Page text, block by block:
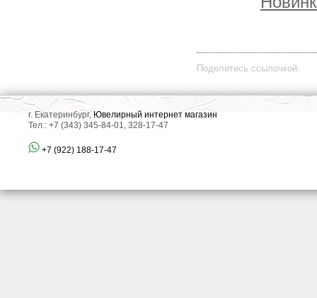
Поделитесь ссылочкой:
г. Екатеринбург, Ювелирный интернет магазин
Тел.: +7 (343) 345-84-01, 328-17-47
+7 (922) 188-17-47